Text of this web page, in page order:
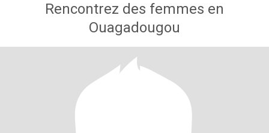
Rencontrez des femmes en
Ouagadougou